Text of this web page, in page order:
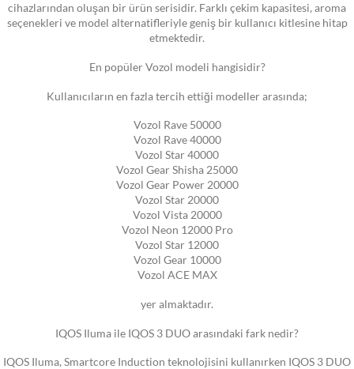
cihazlarından oluşan bir ürün serisidir. Farklı çekim kapasitesi, aroma
seçenekleri ve model alternatifleriyle geniş bir kullanıcı kitlesine hitap
etmektedir.
En popüler Vozol modeli hangisidir?
Kullanıcıların en fazla tercih ettiği modeller arasında;
Vozol Rave 50000
Vozol Rave 40000
Vozol Star 40000
Vozol Gear Shisha 25000
Vozol Gear Power 20000
Vozol Star 20000
Vozol Vista 20000
Vozol Neon 12000 Pro
Vozol Star 12000
Vozol Gear 10000
Vozol ACE MAX
yer almaktadır.
IQOS Iluma ile IQOS 3 DUO arasındaki fark nedir?
IQOS Iluma, Smartcore Induction teknolojisini kullanırken IQOS 3 DUO